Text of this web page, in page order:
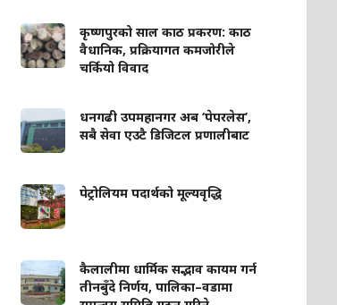
कृष्णपुरको साल काठ प्रकरण: काठ
वैधानिक, प्रक्रियागत कमजोरीले
चर्कियो विवाद
धनगढी उपमहानगर अब ‘पेपरलेस’,
सबै सेवा एउटै डिजिटल प्रणालीबाट
पेट्रोलियम पदार्थको मूल्यवृद्धि
कैलालीमा धार्मिक सद्भाव कायम गर्न
तीनबुँदे निर्णय, पालिका–वडामा